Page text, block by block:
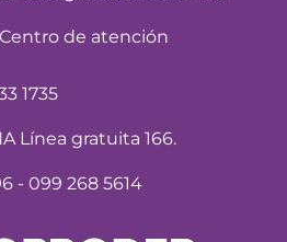
de atención
1735
Línea gratuita 166.
- 099 268 5614